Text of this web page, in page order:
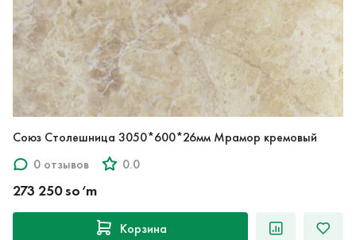
Союз Столешница 3050*600*26мм Мрамор кремовый
0 отзывов
0.0
273 250 so‘m
Корзина